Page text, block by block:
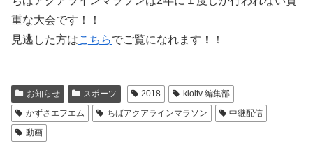
重な大会です！！
見逃した方はこちらでご覧になれます！！
お知らせ スポーツ 2018
kioitv 編集部
かずさエフエム
ちばアクアラインマラソン
中継配信
動画